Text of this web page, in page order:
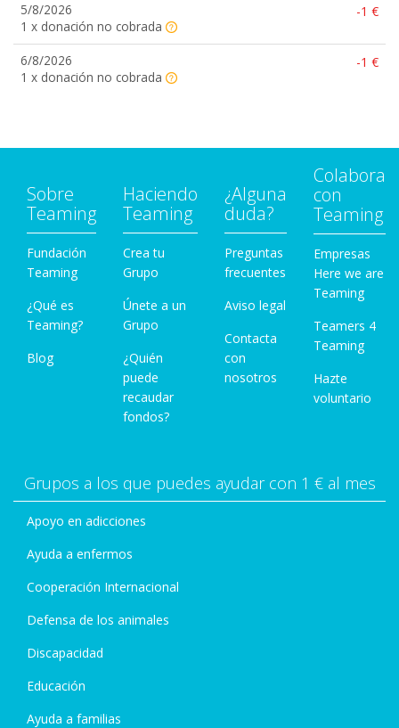
5/8/2026
1 x donación no cobrada
-1 €
6/8/2026
1 x donación no cobrada
-1 €
Sobre
Teaming
Fundación
Teaming
¿Qué es
Teaming?
Blog
Haciendo
Teaming
Crea tu
Grupo
Únete a un
Grupo
¿Quién
puede
recaudar
fondos?
¿Alguna
duda?
Preguntas
frecuentes
Aviso legal
Contacta
con
nosotros
Colabora
con
Teaming
Empresas
Here we are
Teaming
Teamers 4
Teaming
Hazte
voluntario
Grupos a los que puedes ayudar con 1 € al mes
Apoyo en adicciones
Ayuda a enfermos
Cooperación Internacional
Defensa de los animales
Discapacidad
Educación
Ayuda a familias